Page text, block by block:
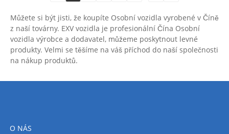
Můžete si být jisti, že koupíte Osobní vozidla vyrobené v Číně
z naší továrny. EXV vozidla je profesionální Čína Osobní
vozidla výrobce a dodavatel, můžeme poskytnout levné
produkty. Velmi se těšíme na váš příchod do naší společnosti
na nákup produktů.
O NÁS